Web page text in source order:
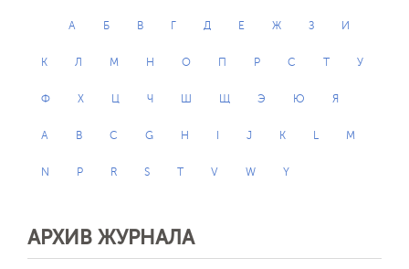
А Б В Г Д Е Ж З И
К Л М Н О П Р С Т У
Ф Х Ц Ч Ш Щ Э Ю Я
A B C G H J K L M
N P R S T V W Y
АРХИВ ЖУРНАЛА